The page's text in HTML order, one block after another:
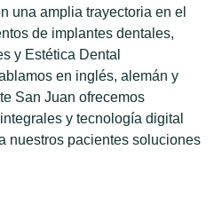
una amplia trayectoria en el
de implantes dentales,
y Estética Dental
en inglés, alemán y
San Juan ofrecemos
y tecnología digital
nuestros pacientes soluciones